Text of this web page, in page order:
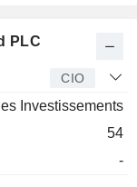
PLC
CIO
Investissements
54
-